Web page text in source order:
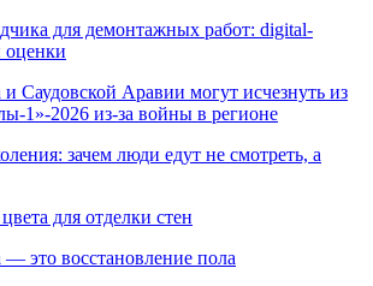
для демонтажных работ: digital-
оценки
Саудовской Аравии могут исчезнуть из
1»-2026 из-за войны в регионе
зачем люди едут не смотреть, а
для отделки стен
это восстановление пола